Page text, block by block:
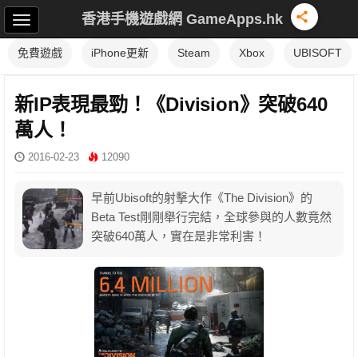
香港手機遊戲網 GameApps.hk
免費遊戲 iPhone更新 Steam Xbox UBISOFT
新IP表現最勁！《Division》突破640
萬人！
2016-02-23 12090
早前Ubisoft的射擊大作《The Division》的
Beta Test剛剛舉行完結，全球參與的人數竟然
突破640萬人，實在是非常利害！